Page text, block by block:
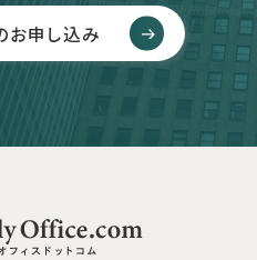
お申し込み